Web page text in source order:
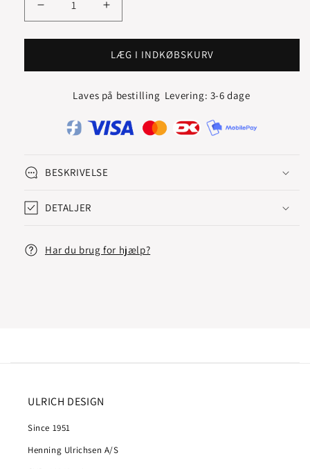
Reducer
antallet
for
SOLITAIRE
Øg
antallet
for
SOLO
SOLITAIRE
0.20
LÆG I INDKØBSKURV
Laves på bestilling Levering: 3-6 dage
BESKRIVELSE
DETALJER
Har du brug for hjælp?
ULRICH DESIGN
Since 1951
Henning Ulrichsen A/S